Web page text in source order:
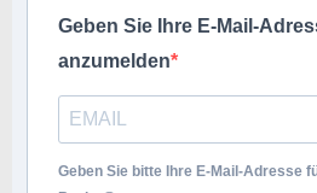
Geben Sie Ihre E-Mail-
anzumelden
Geben Sie bitte Ihre E-Mail-Adresse